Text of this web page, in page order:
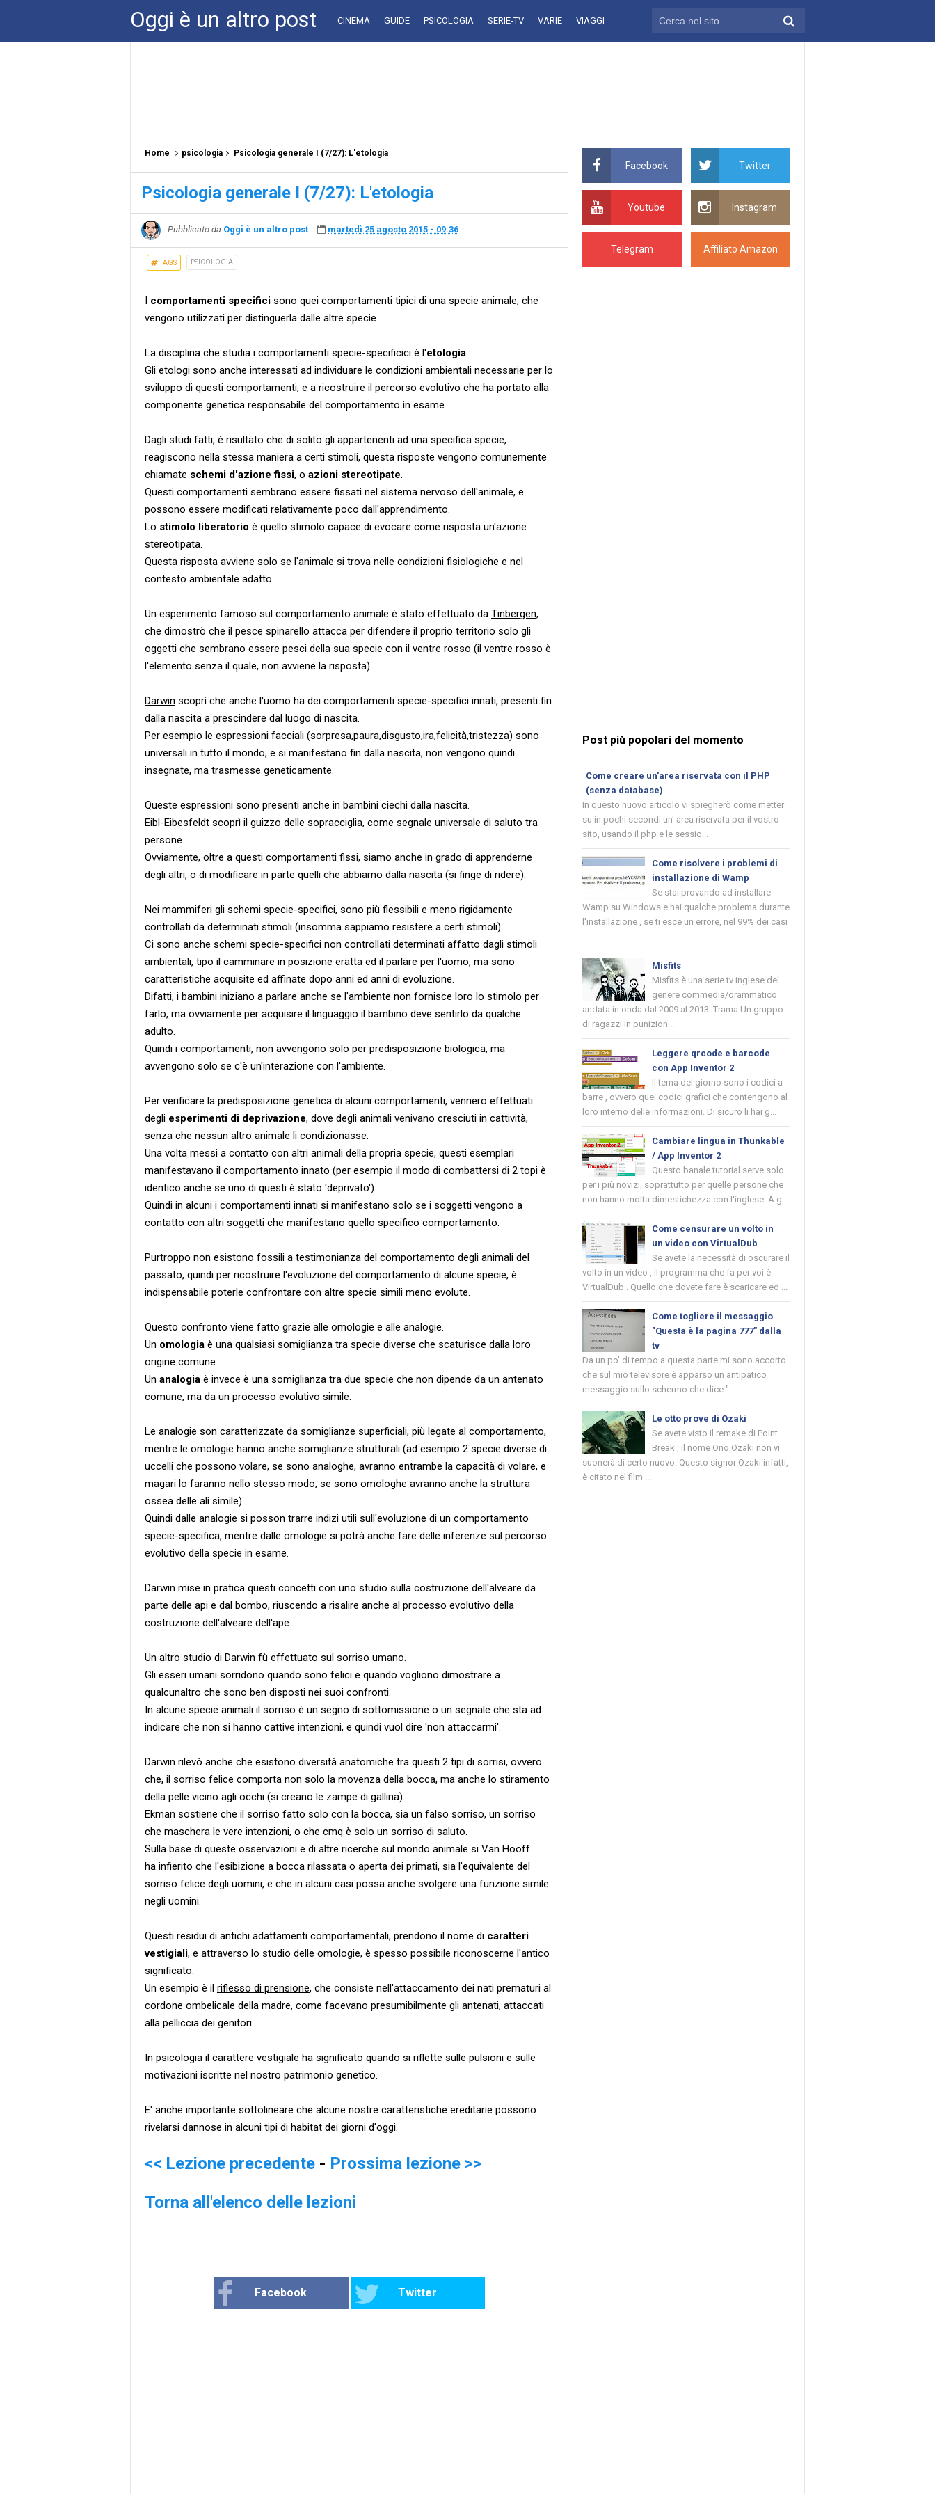
Oggi è un altro post CINEMA GUIDE PSICOLOGIA SERIE-TV VARIE VIAGGI
Home psicologia Psicologia generale I (7/27): L'etologia
Psicologia generale I (7/27): L'etologia
Pubblicato da Oggi è un altro post martedì 25 agosto 2015 - 09:36
TAGS PSICOLOGIA
I comportamenti specifici sono quei comportamenti tipici di una specie animale, che
vengono utilizzati per distinguerla dalle altre specie.
La disciplina che studia i comportamenti specie-specificici è l'etologia.
Gli etologi sono anche interessati ad individuare le condizioni ambientali necessarie per lo
sviluppo di questi comportamenti, e a ricostruire il percorso evolutivo che ha portato alla
componente genetica responsabile del comportamento in esame.
Dagli studi fatti, è risultato che di solito gli appartenenti ad una specifica specie,
reagiscono nella stessa maniera a certi stimoli, questa risposte vengono comunemente
chiamate schemi d'azione fissi, o azioni stereotipate.
Questi comportamenti sembrano essere fissati nel sistema nervoso dell'animale, e
possono essere modificati relativamente poco dall'apprendimento.
Lo stimolo liberatorio è quello stimolo capace di evocare come risposta un'azione
stereotipata.
Questa risposta avviene solo se l'animale si trova nelle condizioni fisiologiche e nel
contesto ambientale adatto.
Un esperimento famoso sul comportamento animale è stato effettuato da Tinbergen,
che dimostrò che il pesce spinarello attacca per difendere il proprio territorio solo gli
oggetti che sembrano essere pesci della sua specie con il ventre rosso (il ventre rosso è
l'elemento senza il quale, non avviene la risposta).
Darwin scoprì che anche l'uomo ha dei comportamenti specie-specifici innati, presenti fin
dalla nascita a prescindere dal luogo di nascita.
Per esempio le espressioni facciali (sorpresa,paura,disgusto,ira,felicità,tristezza) sono
universali in tutto il mondo, e si manifestano fin dalla nascita, non vengono quindi
insegnate, ma trasmesse geneticamente.
Queste espressioni sono presenti anche in bambini ciechi dalla nascita.
Eibl-Eibesfeldt scoprì il guizzo delle sopracciglia, come segnale universale di saluto tra
persone.
Ovviamente, oltre a questi comportamenti fissi, siamo anche in grado di apprenderne
degli altri, o di modificare in parte quelli che abbiamo dalla nascita (si finge di ridere).
Nei mammiferi gli schemi specie-specifici, sono più flessibili e meno rigidamente
controllati da determinati stimoli (insomma sappiamo resistere a certi stimoli).
Ci sono anche schemi specie-specifici non controllati determinati affatto dagli stimoli
ambientali, tipo il camminare in posizione eratta ed il parlare per l'uomo, ma sono
caratteristiche acquisite ed affinate dopo anni ed anni di evoluzione.
Difatti, i bambini iniziano a parlare anche se l'ambiente non fornisce loro lo stimolo per
farlo, ma ovviamente per acquisire il linguaggio il bambino deve sentirlo da qualche
adulto.
Quindi i comportamenti, non avvengono solo per predisposizione biologica, ma
avvengono solo se c'è un'interazione con l'ambiente.
Per verificare la predisposizione genetica di alcuni comportamenti, vennero effettuati
degli esperimenti di deprivazione, dove degli animali venivano cresciuti in cattività,
senza che nessun altro animale li condizionasse.
Una volta messi a contatto con altri animali della propria specie, questi esemplari
manifestavano il comportamento innato (per esempio il modo di combattersi di 2 topi è
identico anche se uno di questi è stato 'deprivato').
Quindi in alcuni i comportamenti innati si manifestano solo se i soggetti vengono a
contatto con altri soggetti che manifestano quello specifico comportamento.
Purtroppo non esistono fossili a testimonianza del comportamento degli animali del
passato, quindi per ricostruire l'evoluzione del comportamento di alcune specie, è
indispensabile poterle confrontare con altre specie simili meno evolute.
Questo confronto viene fatto grazie alle omologie e alle analogie.
Un omologia è una qualsiasi somiglianza tra specie diverse che scaturisce dalla loro
origine comune.
Un analogia è invece è una somiglianza tra due specie che non dipende da un antenato
comune, ma da un processo evolutivo simile.
Le analogie son caratterizzate da somiglianze superficiali, più legate al comportamento,
mentre le omologie hanno anche somiglianze strutturali (ad esempio 2 specie diverse di
uccelli che possono volare, se sono analoghe, avranno entrambe la capacità di volare, e
magari lo faranno nello stesso modo, se sono omologhe avranno anche la struttura
ossea delle ali simile).
Quindi dalle analogie si posson trarre indizi utili sull'evoluzione di un comportamento
specie-specifica, mentre dalle omologie si potrà anche fare delle inferenze sul percorso
evolutivo della specie in esame.
Darwin mise in pratica questi concetti con uno studio sulla costruzione dell'alveare da
parte delle api e dal bombo, riuscendo a risalire anche al processo evolutivo della
costruzione dell'alveare dell'ape.
Un altro studio di Darwin fù effettuato sul sorriso umano.
Gli esseri umani sorridono quando sono felici e quando vogliono dimostrare a
qualcunaltro che sono ben disposti nei suoi confronti.
In alcune specie animali il sorriso è un segno di sottomissione o un segnale che sta ad
indicare che non si hanno cattive intenzioni, e quindi vuol dire 'non attaccarmi'.
Darwin rilevò anche che esistono diversità anatomiche tra questi 2 tipi di sorrisi, ovvero
che, il sorriso felice comporta non solo la movenza della bocca, ma anche lo stiramento
della pelle vicino agli occhi (si creano le zampe di gallina).
Ekman sostiene che il sorriso fatto solo con la bocca, sia un falso sorriso, un sorriso
che maschera le vere intenzioni, o che cmq è solo un sorriso di saluto.
Sulla base di queste osservazioni e di altre ricerche sul mondo animale si Van Hooff
ha infierito che l'esibizione a bocca rilassata o aperta dei primati, sia l'equivalente del
sorriso felice degli uomini, e che in alcuni casi possa anche svolgere una funzione simile
negli uomini.
Questi residui di antichi adattamenti comportamentali, prendono il nome di caratteri
vestigiali, e attraverso lo studio delle omologie, è spesso possibile riconoscerne l'antico
significato.
Un esempio è il riflesso di prensione, che consiste nell'attaccamento dei nati prematuri al
cordone ombelicale della madre, come facevano presumibilmente gli antenati, attaccati
alla pelliccia dei genitori.
In psicologia il carattere vestigiale ha significato quando si riflette sulle pulsioni e sulle
motivazioni iscritte nel nostro patrimonio genetico.
E' anche importante sottolineare che alcune nostre caratteristiche ereditarie possono
rivelarsi dannose in alcuni tipi di habitat dei giorni d'oggi.
<< Lezione precedente - Prossima lezione >>
Torna all'elenco delle lezioni
Facebook Twitter
Facebook Twitter
Youtube Instagram
Telegram Affiliato Amazon
Post più popolari del momento
Come creare un'area riservata con il PHP
(senza database)
In questo nuovo articolo vi spiegherò come metter
su in pochi secondi un' area riservata per il vostro
sito, usando il php e le sessio...
Come risolvere i problemi di
installazione di Wamp
Se stai provando ad installare
Wamp su Windows e hai qualche problema durante
l'installazione , se ti esce un errore, nel 99% dei casi
...
Misfits
Misfits è una serie tv inglese del
genere commedia/drammatico
andata in onda dal 2009 al 2013. Trama Un gruppo
di ragazzi in punizion...
Leggere qrcode e barcode
con App Inventor 2
Il tema del giorno sono i codici a
barre , ovvero quei codici grafici che contengono al
loro interno delle informazioni. Di sicuro li hai g...
Cambiare lingua in Thunkable
/ App Inventor 2
Questo banale tutorial serve solo
per i più novizi, soprattutto per quelle persone che
non hanno molta dimestichezza con l'inglese. A g...
Come censurare un volto in
un video con VirtualDub
Se avete la necessità di oscurare il
volto in un video , il programma che fa per voi è
VirtualDub . Quello che dovete fare è scaricare ed ...
Come togliere il messaggio
"Questa è la pagina 777" dalla
tv
Da un po' di tempo a questa parte mi sono accorto
che sul mio televisore è apparso un antipatico
messaggio sullo schermo che dice "...
Le otto prove di Ozaki
Se avete visto il remake di Point
Break , il nome Ono Ozaki non vi
suonerà di certo nuovo. Questo signor Ozaki infatti,
è citato nel film ...